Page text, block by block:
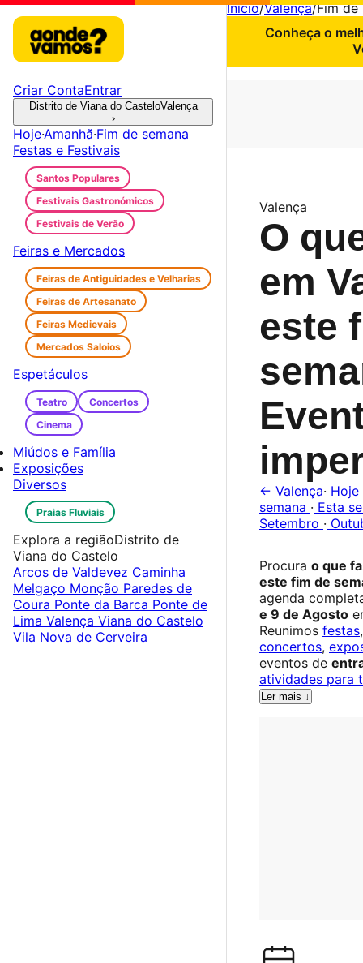
Início/Valença/Fim de
Conheça o
Valença
O
em
este
← Valença· Hoje
semana · Esta
Setembro ·
Procura o que
este fim de
agenda
e 9 de Agosto
Reunimos festas
concertos,
eventos de
atividades para
Ler mais ↓
Criar ContaEntrar
Distrito de Viana do CasteloValença
›
Hoje·Amanhã·Fim de semana
Festas e Festivais
Santos Populares
Festivais Gastronómicos
Festivais de Verão
Feiras e Mercados
Feiras de Antiguidades e Velharias
Feiras de Artesanato
Feiras Medievais
Mercados Saloios
Espetáculos
Teatro
Concertos
Cinema
Miúdos e Família
Exposições
Diversos
Praias Fluviais
Explora a regiãoDistrito de
Viana do Castelo
Arcos de Valdevez Caminha
Melgaço Monção Paredes de
Coura Ponte da Barca Ponte de
Lima Valença Viana do Castelo
Vila Nova de Cerveira